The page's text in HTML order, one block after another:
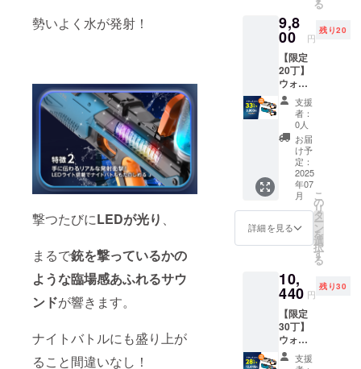
勢いよく水が発射！
撃つたびにLEDが光り
まるで銃を撃っているかの
ような臨場感あふれるサウ
ンドが響きます。
ナイトバトルにも盛り上が
ること間違いなし！
価格は
税込・
送料込
です。
※皆様の
ご支援
購入に
より量
産効率
が向上
した場
合、正
規販売
価格が
販売予
より下
がる可
ます。
※デザイ
ン・仕
様は変
更にな
る可能
性もご
持続時
間：連
続使用
で25～
30分 ●
材質：
ABS樹
脂 ●サ
イズ：
43×17.5
×6.5cm
●重さ：
0.8kg（
水無し
の場
合） ●
水鉄砲
価格は
税込・
送料込
です。
※皆様の
ご支援
購入に
齢：8歳
以上 ●
発射距
離：最
大8～
10m ●
バッテ
リー：
7.4V リ
チウム
電池
フル充
電：2時
間 ●
バッテ
リーの
持続時
30分 ●
材質：
ABS樹
脂 ●サ
イズ：
43×17.5
×6.5cm
る
9,8
00 円
残り20
【限定
20丁】
ウォー
ターガ
ン2丁
【超々
早割
33％OF
F】 一
般販売
価格：
14,500
円
⇒9,800
円
（4,700
OFF！
） 【商
品詳
細】 ●
対象年
齢：8歳
以上 ●
支援
者：
0人
お届
け予
定：
2025
年07
月
詳細を見る
こ
の
リ
タ
ー
ン
を
選
択
す
る
10,
440 円
残り30
【限定
30丁】
ウォー
ターガ
ン2丁支援